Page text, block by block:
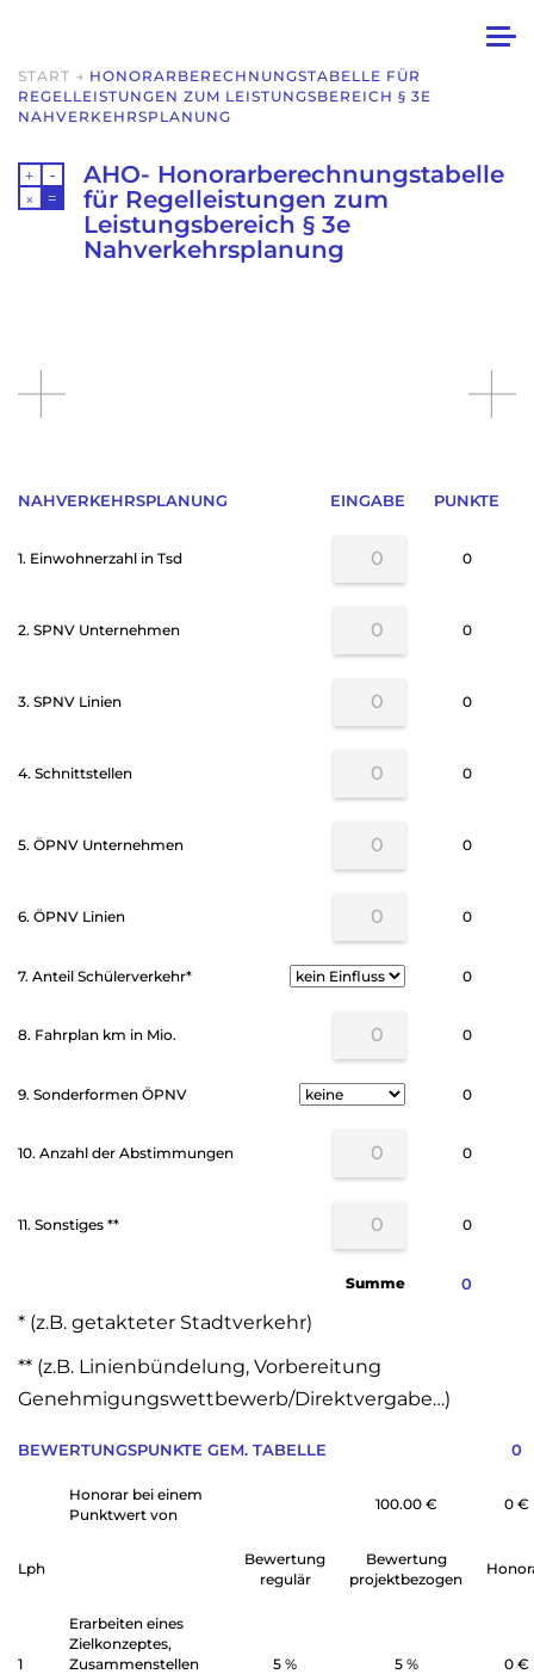
START → HONORARBERECHNUNGSTABELLE FÜR
REGELLEISTUNGEN ZUM LEISTUNGSBEREICH § 3E
NAHVERKEHRSPLANUNG
AHO- Honorarberechnungstabelle
für Regelleistungen zum
Leistungsbereich § 3e
Nahverkehrsplanung
NAHVERKEHRSPLANUNG EINGABE PUNKTE
1. Einwohnerzahl in Tsd 0
2. SPNV Unternehmen 0
3. SPNV Linien 0
4. Schnittstellen 0
5. ÖPNV Unternehmen 0
6. ÖPNV Linien 0
7. Anteil Schülerverkehr* 0
8. Fahrplan km in Mio. 0
9. Sonderformen ÖPNV 0
10. Anzahl der Abstimmungen 0
11. Sonstiges ** 0
Summe 0
* (z.B. getakteter Stadtverkehr)
** (z.B. Linienbündelung, Vorbereitung
Genehmigungswettbewerb/Direktvergabe…)
BEWERTUNGSPUNKTE GEM. TABELLE 0
Honorar bei einem
Punktwert von
100.00 € 0€
Lph
Bewertung
regulär
Bewertung
projektbezogen
1
Erarbeiten eines
Zielkonzeptes,
Zusammenstellen
5 % 5 % 0€